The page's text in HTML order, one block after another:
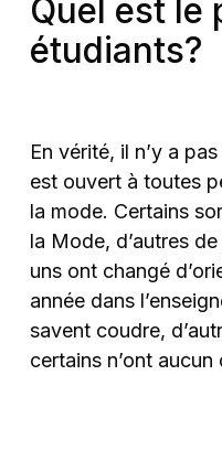
Quel est le
étudiants?
En vérité, il n’y a
est ouvert à toutes
la mode. Certains
la Mode, d’autres
uns ont changé
année dans
savent coudre,
certains n’ont